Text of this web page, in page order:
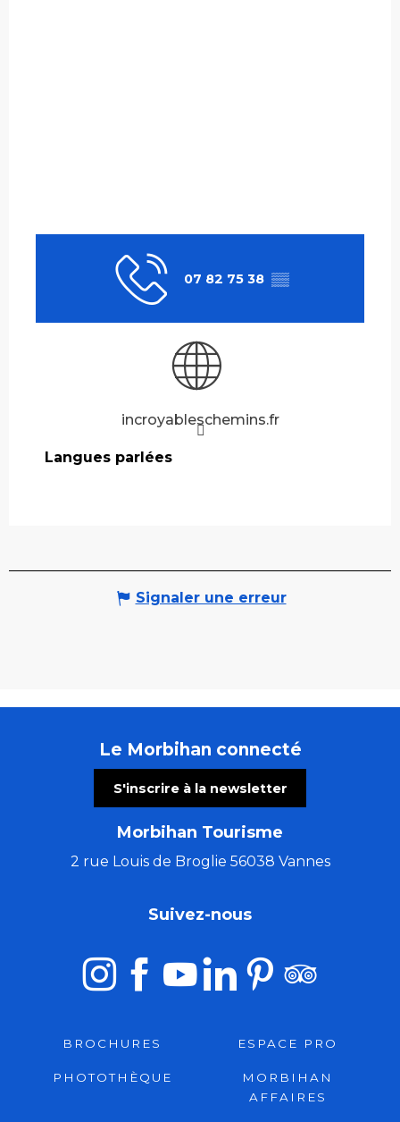
07 82 75 38 ▒▒
incroyableschemins.fr
Langues parlées
Langues parlées
Signaler une erreur
Le Morbihan connecté
S'inscrire à la newsletter
Morbihan Tourisme
2 rue Louis de Broglie 56038 Vannes
Suivez-nous
BROCHURES ESPACE PRO
PHOTOTHÈQUE
MORBIHAN
AFFAIRES